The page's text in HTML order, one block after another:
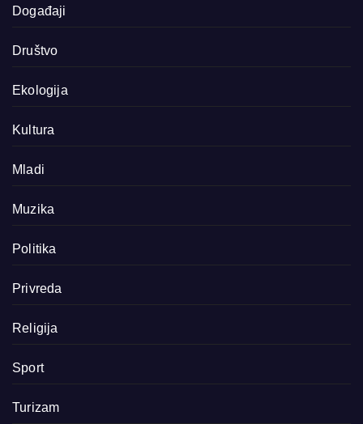
Događaji
Društvo
Ekologija
Kultura
Mladi
Muzika
Politika
Privreda
Religija
Sport
Turizam